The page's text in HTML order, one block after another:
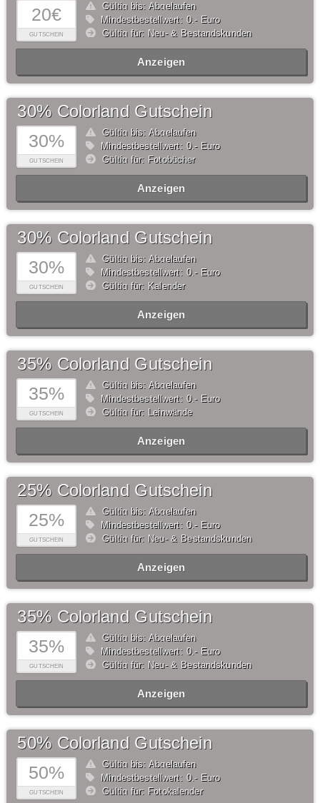
20€
GUTSCHEIN
Gültig bis: Abgelaufen
Mindestbestellwert: 0,- Euro
Gültig für: Neu- & Bestandskunden
Anzeigen
30%
GUTSCHEIN
30% Colorland Gutschein
Gültig bis: Abgelaufen
Mindestbestellwert: 0,- Euro
Gültig für: Fotobücher
Anzeigen
30%
GUTSCHEIN
30% Colorland Gutschein
Gültig bis: Abgelaufen
Mindestbestellwert: 0,- Euro
Gültig für: Kalender
Anzeigen
35%
GUTSCHEIN
35% Colorland Gutschein
Gültig bis: Abgelaufen
Mindestbestellwert: 0,- Euro
Gültig für: Leinwände
Anzeigen
25%
GUTSCHEIN
25% Colorland Gutschein
Gültig bis: Abgelaufen
Mindestbestellwert: 0,- Euro
Gültig für: Neu- & Bestandskunden
Anzeigen
35%
GUTSCHEIN
35% Colorland Gutschein
Gültig bis: Abgelaufen
Mindestbestellwert: 0,- Euro
Gültig für: Neu- & Bestandskunden
Anzeigen
50%
GUTSCHEIN
50% Colorland Gutschein
Gültig bis: Abgelaufen
Mindestbestellwert: 0,- Euro
Gültig für: Fotokalender